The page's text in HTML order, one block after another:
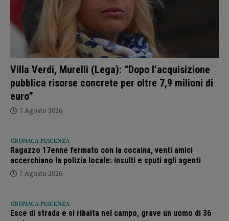
Villa Verdi, Murelli (Lega): “Dopo l’acquisizione
pubblica risorse concrete per oltre 7,9 milioni di
euro”
7 Agosto 2026
CRONACA PIACENZA
Ragazzo 17enne fermato con la cocaina, venti amici
accerchiano la polizia locale: insulti e sputi agli agenti
7 Agosto 2026
CRONACA PIACENZA
Esce di strada e si ribalta nel campo, grave un uomo di 36